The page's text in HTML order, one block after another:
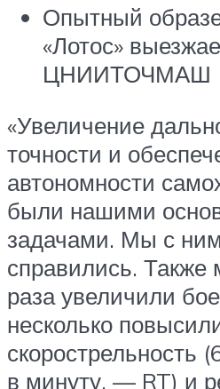
Опытный
«Лотос»
ЦНИИТОЧМАШ
«Увеличение
точности и
автономности
были нашими
задачами. Мы с
справились. Также
раза увеличили
несколько
скорострельность
в минуту. — RT) и